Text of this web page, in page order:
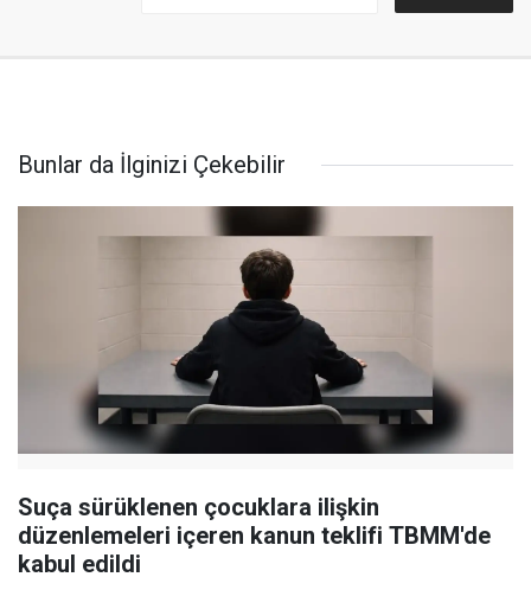
Bunlar da İlginizi Çekebilir
Suça sürüklenen çocuklara ilişkin
düzenlemeleri içeren kanun teklifi TBMM'de
kabul edildi